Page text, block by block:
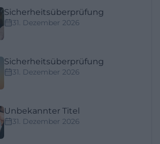
Sicherheitsüberprüfung
31. Dezember 2026
Sicherheitsüberprüfung
31. Dezember 2026
Unbekannter Titel
31. Dezember 2026